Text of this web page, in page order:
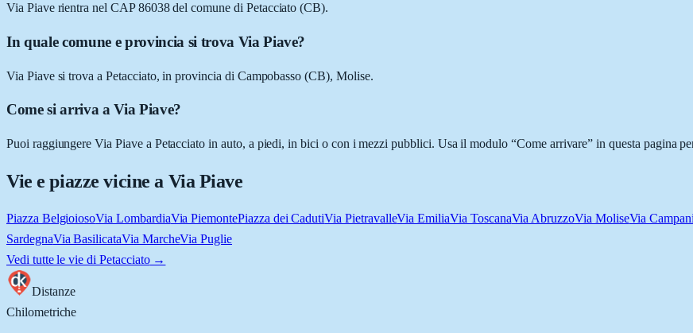
Via Piave rientra nel CAP 86038 del comune di Petacciato (CB).
In quale comune e provincia si trova Via Piave?
Via Piave si trova a Petacciato, in provincia di Campobasso (CB), Molise.
Come si arriva a Via Piave?
Puoi raggiungere Via Piave a Petacciato in auto, a piedi, in bici o con i mezzi pubblici. Usa il modulo “Come arrivare” in questa pagina
Vie e piazze vicine a Via Piave
Piazza BelgioiosoVia LombardiaVia PiemontePiazza dei CadutiVia PietravalleVia EmiliaVia ToscanaVia AbruzzoVia MoliseVia
SardegnaVia BasilicataVia MarcheVia Puglie
Vedi tutte le vie di Petacciato→
Distanze
Chilometriche